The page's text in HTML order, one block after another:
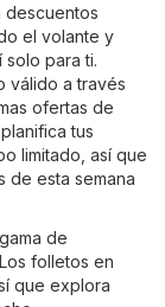
descuentos
el volante y
para ti.
válido a través
ofertas de
tus
limitado, así que
de esta semana
de
folletos en
que explora